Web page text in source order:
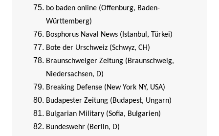
bo baden online (Offenburg, Baden-
Württemberg)
Bosphorus Naval News (Istanbul, Türkei)
Bote der Urschweiz (Schwyz, CH)
Braunschweiger Zeitung (Braunschweig,
Niedersachsen, D)
Breaking Defense (New York NY, USA)
Budapester Zeitung (Budapest, Ungarn)
Bulgarian Military (Sofia, Bulgarien)
Bundeswehr (Berlin, D)